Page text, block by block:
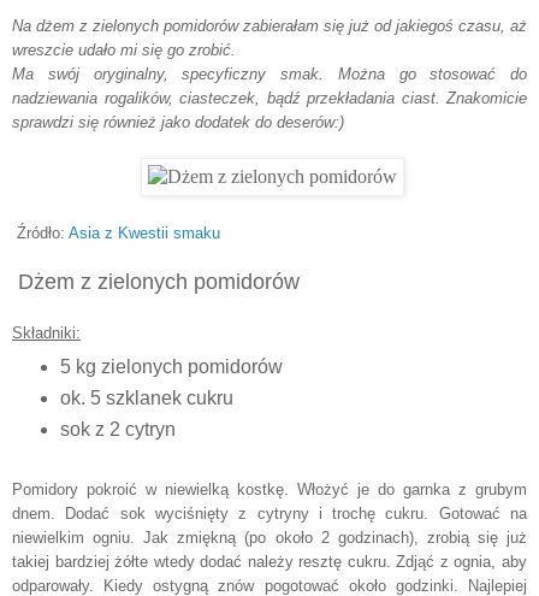
Na dżem z zielonych pomidorów zabierałam się już od jakiegoś czasu, aż
wreszcie udało mi się go zrobić.
Ma swój oryginalny, specyficzny smak. Można go stosować do
nadziewania rogalików, ciasteczek, bądź przekładania ciast. Znakomicie
sprawdzi się również jako dodatek do deserów:)
Źródło: Asia z Kwestii smaku
Dżem z zielonych pomidorów
Składniki:
5 kg zielonych pomidorów
ok. 5 szklanek cukru
sok z 2 cytryn
Pomidory pokroić w niewielką kostkę. Włożyć je do garnka z grubym
dnem. Dodać sok wyciśnięty z cytryny i trochę cukru. Gotować na
niewielkim ogniu. Jak zmiękną (po około 2 godzinach), zrobią się już
takiej bardziej żółte wtedy dodać należy resztę cukru. Zdjąć z ognia, aby
odparowały. Kiedy ostygną znów pogotować około godzinki. Najlepiej